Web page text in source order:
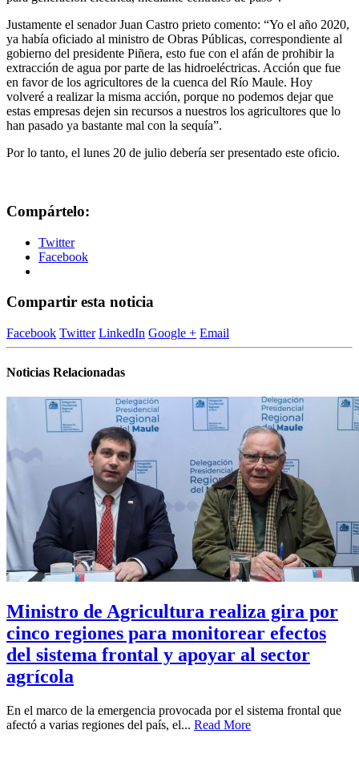
Justamente el senador Juan Castro prieto comento: “Yo el año 2020,
ya había oficiado al ministro de Obras Públicas, correspondiente al
gobierno del presidente Piñera, esto fue con el afán de prohibir la
extracción de agua por parte de las hidroeléctricas. Acción que fue
en favor de los agricultores de la cuenca del Río Maule. Hoy
volveré a realizar la misma acción, porque no podemos dejar que
estas empresas dejen sin recursos a nuestros los agricultores que lo
han pasado ya bastante mal con la sequía”.
Por lo tanto, el lunes 20 de julio debería ser presentado este oficio.
Compártelo:
Twitter
Facebook
Compartir esta noticia
Facebook Twitter LinkedIn Google + Email
Noticias Relacionadas
Ministro de Agricultura realiza gira por
cinco regiones para monitorear efectos
del sistema frontal y apoyar al sector
agrícola
En el marco de la emergencia provocada por el sistema frontal que
afectó a varias regiones del país, el... Read More